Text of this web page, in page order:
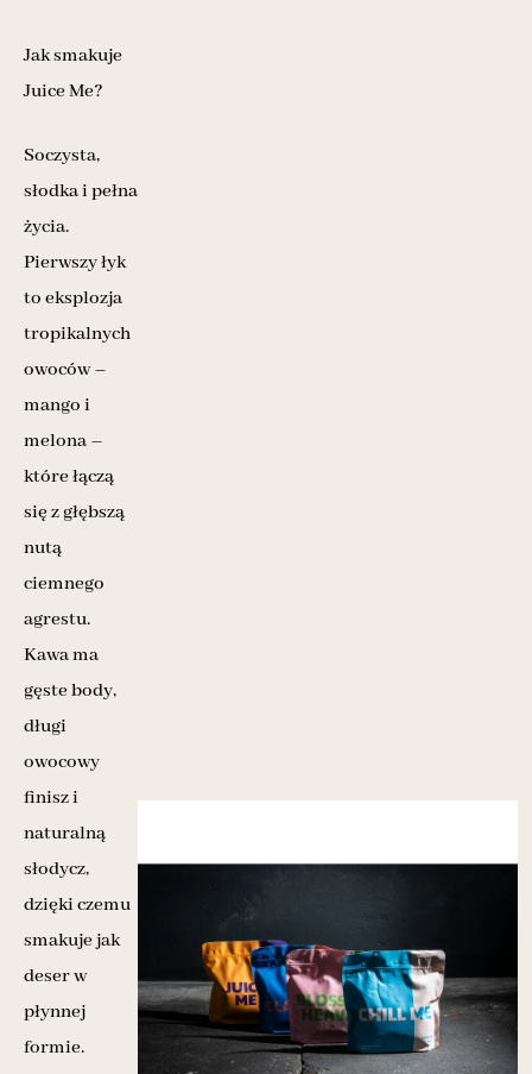
Jak smakuje
Juice Me?
Soczysta,
słodka i pełna
życia.
Pierwszy łyk
to eksplozja
tropikalnych
owoców –
mango i
melona –
które łączą
się z głębszą
nutą
ciemnego
agrestu.
Kawa ma
gęste body,
długi
owocowy
finisz i
naturalną
słodycz,
dzięki czemu
smakuje jak
deser w
płynnej
formie.